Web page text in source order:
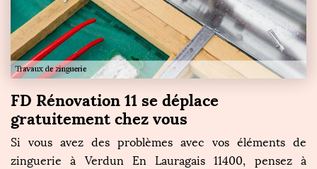
FD Rénovation 11 se déplace
gratuitement chez vous
Si vous avez des problèmes avec vos éléments de
zinguerie à Verdun En Lauragais 11400, pensez à